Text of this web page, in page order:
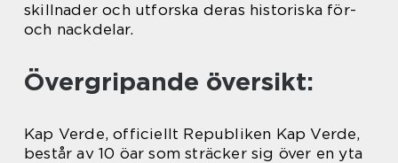
skillnader och utforska deras historiska för-
och nackdelar.
Övergripande översikt:
Kap Verde, officiellt Republiken Kap Verde,
består av 10 öar som sträcker sig över en yta